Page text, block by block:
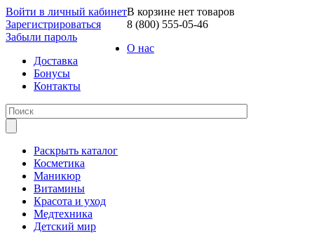
Войти в личный кабинет
Зарегистрироваться
Забыли пароль
В корзине нет товаров
8 (800) 555-05-46
О нас
Доставка
Бонусы
Контакты
Раскрыть каталог
Косметика
Маникюр
Витамины
Красота и уход
Медтехника
Детский мир